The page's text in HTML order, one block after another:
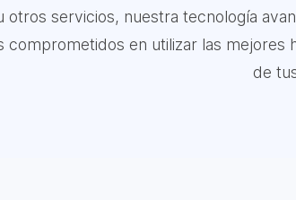
otros servicios, nuestra tecnología
comprometidos en utilizar las
de